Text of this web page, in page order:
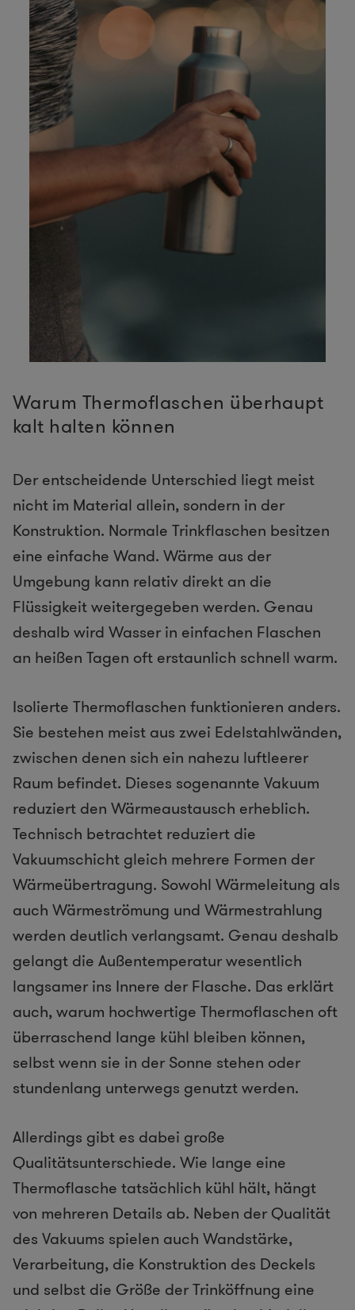
Warum Thermoflaschen überhaupt
kalt halten können
Der entscheidende Unterschied liegt meist
nicht im Material allein, sondern in der
Konstruktion. Normale Trinkflaschen besitzen
eine einfache Wand. Wärme aus der
Umgebung kann relativ direkt an die
Flüssigkeit weitergegeben werden. Genau
deshalb wird Wasser in einfachen Flaschen
an heißen Tagen oft erstaunlich schnell warm.
Isolierte Thermoflaschen funktionieren anders.
Sie bestehen meist aus zwei Edelstahlwänden,
zwischen denen sich ein nahezu luftleerer
Raum befindet. Dieses sogenannte Vakuum
reduziert den Wärmeaustausch erheblich.
Technisch betrachtet reduziert die
Vakuumschicht gleich mehrere Formen der
Wärmeübertragung. Sowohl Wärmeleitung als
auch Wärmeströmung und Wärmestrahlung
werden deutlich verlangsamt. Genau deshalb
gelangt die Außentemperatur wesentlich
langsamer ins Innere der Flasche. Das erklärt
auch, warum hochwertige Thermoflaschen oft
überraschend lange kühl bleiben können,
selbst wenn sie in der Sonne stehen oder
stundenlang unterwegs genutzt werden.
Allerdings gibt es dabei große
Qualitätsunterschiede. Wie lange eine
Thermoflasche tatsächlich kühl hält, hängt
von mehreren Details ab. Neben der Qualität
des Vakuums spielen auch Wandstärke,
Verarbeitung, die Konstruktion des Deckels
und selbst die Größe der Trinköffnung eine